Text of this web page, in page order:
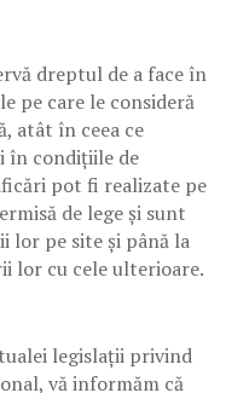
dreptul de a face în
pe care le consideră
atât în ​​ceea ce
în condițiile de
pot fi realizate pe
de lege și sunt
lor pe site și până la
lor cu cele ulterioare.
legislații privind
vă informăm că